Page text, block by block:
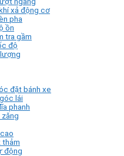
xả động cơ
pha
ồn
tra gầm
độ
đặt bánh xe
lái
phanh
thảm
động